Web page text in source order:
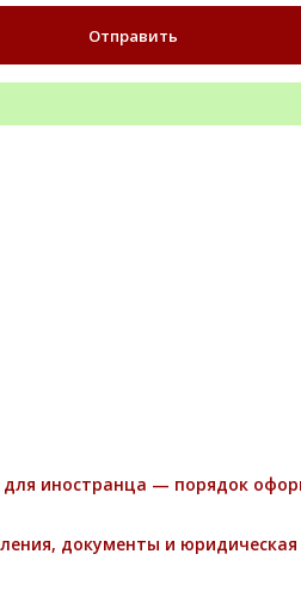
иностранца — порядок
документы и